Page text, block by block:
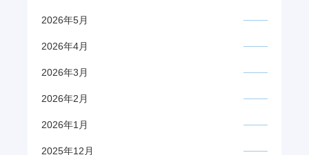
2026年5月
2026年4月
2026年3月
2026年2月
2026年1月
2025年12月